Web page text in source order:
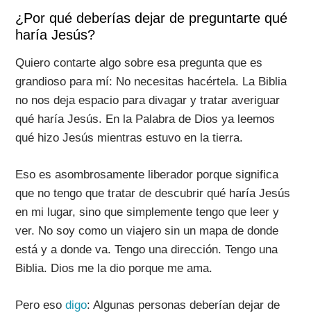
¿Por qué deberías dejar de preguntarte qué
haría Jesús?
Quiero contarte algo sobre esa pregunta que es
grandioso para mí: No necesitas hacértela. La Biblia
no nos deja espacio para divagar y tratar averiguar
qué haría Jesús. En la Palabra de Dios ya leemos
qué hizo Jesús mientras estuvo en la tierra.
Eso esasombrosamente liberador porque significa
que no tengo que tratar de descubrir qué haría Jesús
en mi lugar, sino que simplemente tengo que leer y
ver. No soy como un viajero sin un mapa de donde
está y a donde va. Tengo una dirección. Tengo una
Biblia. Dios me la dio porque me ama.
Pero esodigo: Algunas personas deberían dejar de